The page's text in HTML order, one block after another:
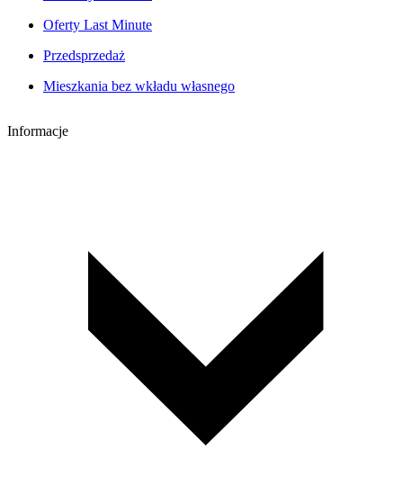
Oferty Last Minute
Przedsprzedaż
Mieszkania bez wkładu własnego
Informacje